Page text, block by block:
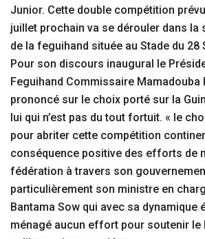
Junior. Cette double compétition
juillet prochain va se dérouler dans la
de la feguihand située au Stade du 28
Pour son discours inaugural le
Feguihand Commissaire Mamadouba
prononcé sur le choix porté sur la
lui qui n’est pas du tout fortuit. « le
pour abriter cette compétition
conséquence positive des efforts de
fédération à travers son
particulièrement son ministre en
Bantama Sow qui avec sa dynamique
ménagé aucun effort pour soutenir le